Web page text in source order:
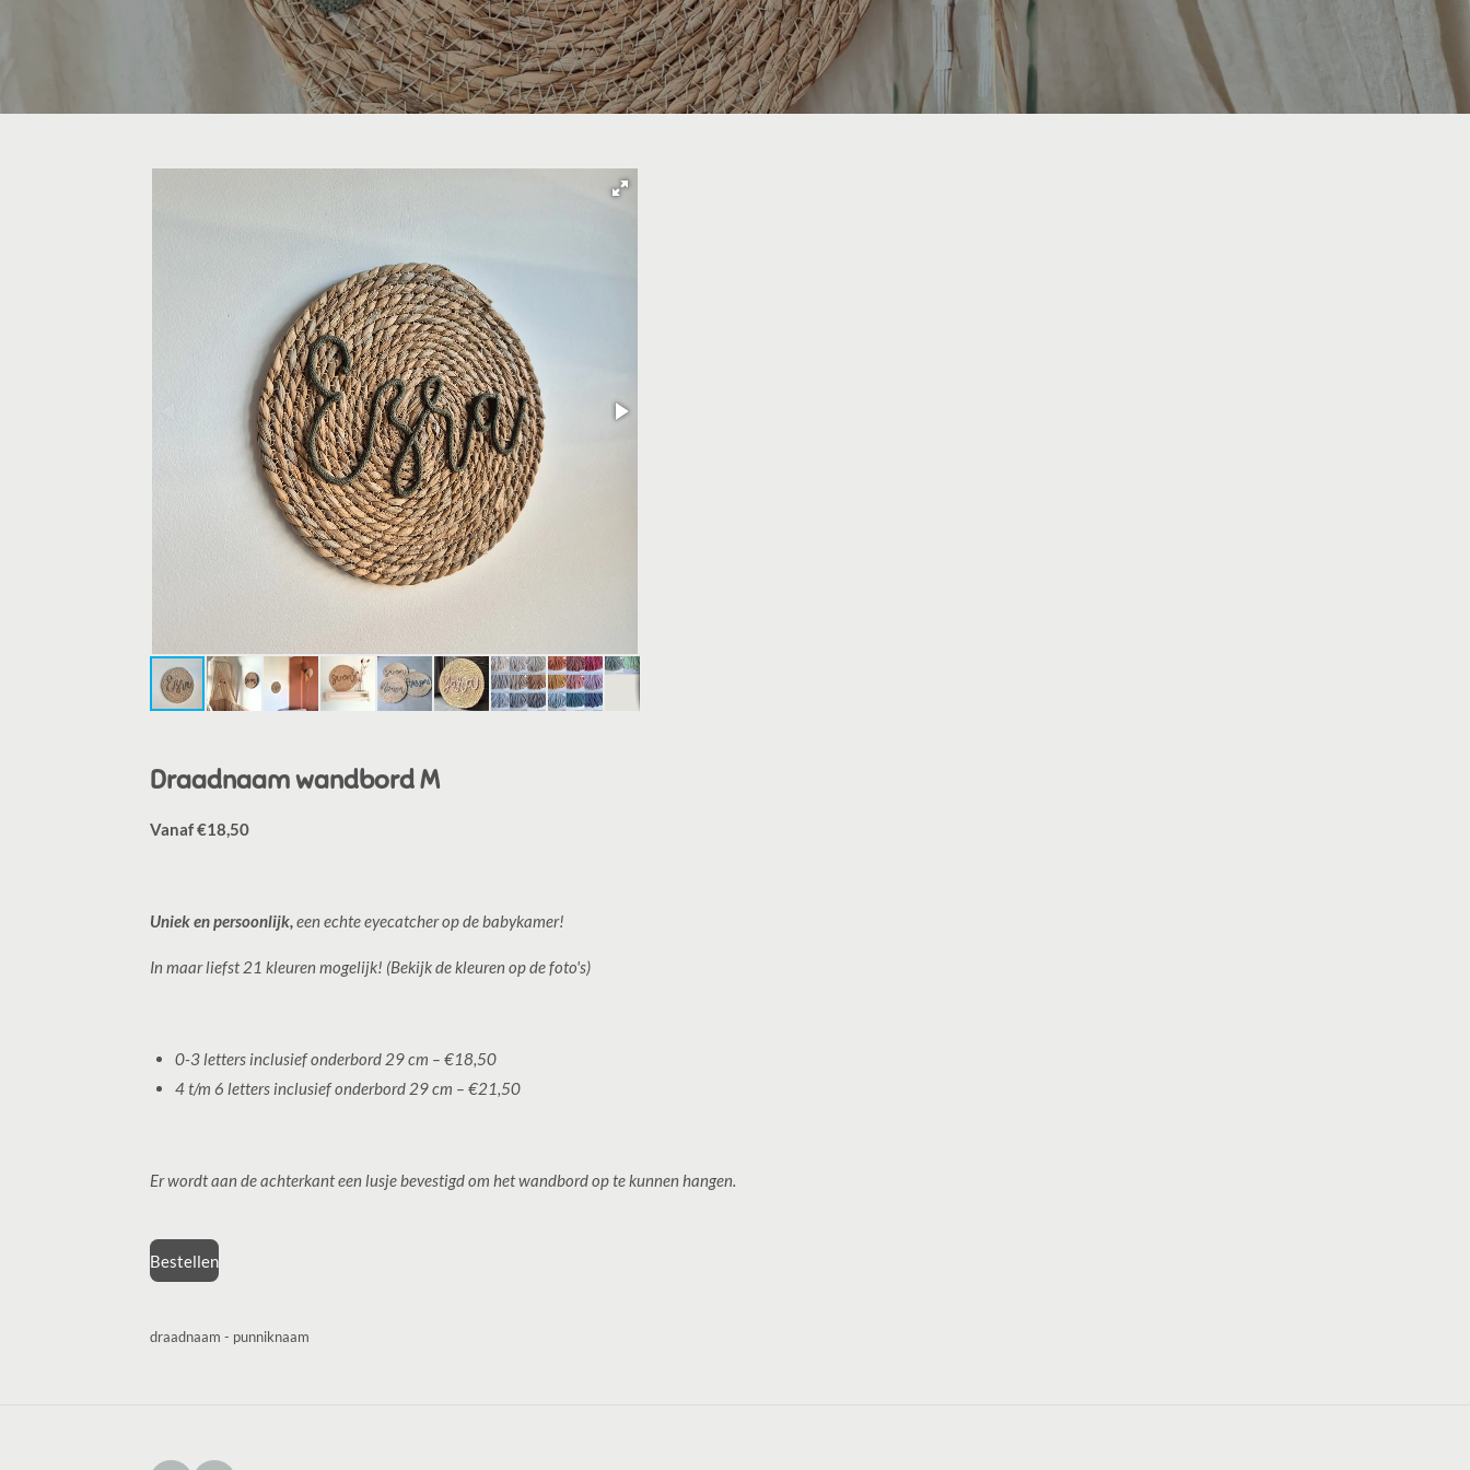
Draadnaam wandbord M
Vanaf €18,50
Uniek en persoonlijk,een echte eyecatcher op de babykamer!
In maar liefst 21 kleuren mogelijk! (Bekijk de kleuren op de foto's)
0-3 letters inclusief onderbord 29 cm – €18,50
4 t/m 6 letters inclusief onderbord 29 cm – €21,50
Er wordt aan de achterkant een lusje bevestigd om het wandbord op te kunnen hangen.
Bestellen
draadnaam - punniknaam